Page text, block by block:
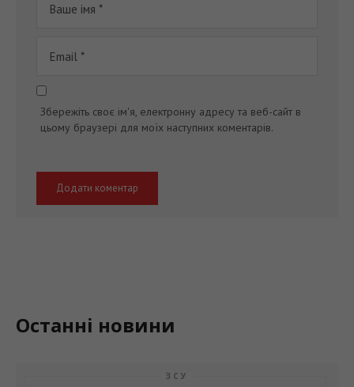
Збережіть своє ім'я, електронну адресу та веб-сайт в
цьому браузері для моїх наступних коментарів.
Останні новини
ЗСУ